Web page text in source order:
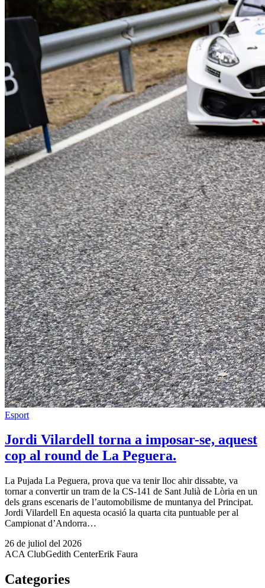
Esport
Jordi Vilardell torna a imposar-se, aquest
cop al round de La Peguera.
La Pujada La Peguera, prova que va tenir lloc ahir dissabte, va
tornar a convertir un tram de la CS-141 de Sant Julià de Lòria en un
dels grans escenaris de l’automobilisme de muntanya del Principat.
Jordi Vilardell En aquesta ocasió la quarta cita puntuable per al
Campionat d’Andorra…
26 de juliol del 2026
ACA ClubGedith CenterErik Faura
Categories